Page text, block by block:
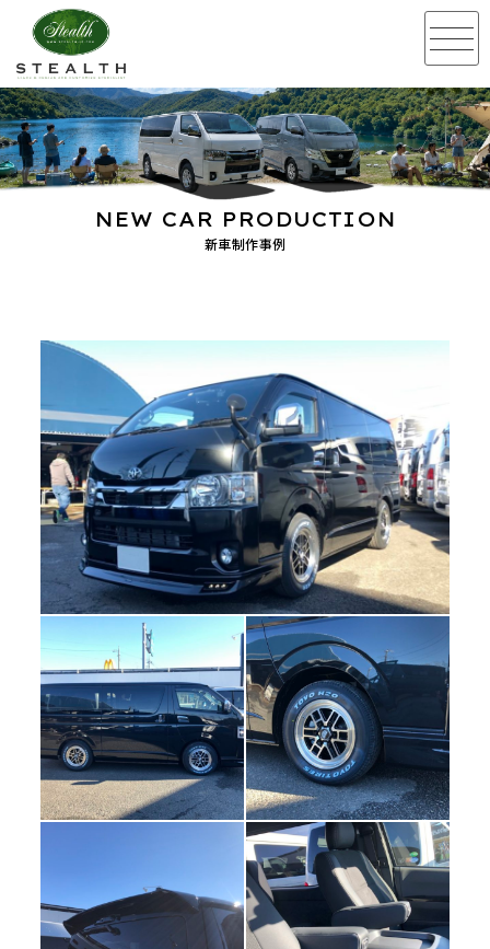
新車制作事例
NEW CAR PRODUCTION